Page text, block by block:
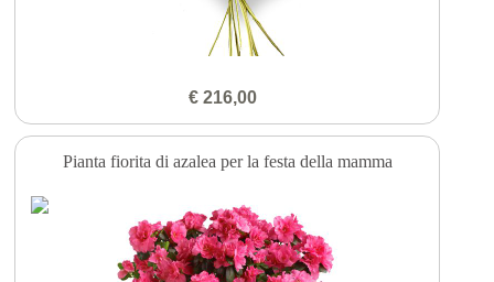
€ 216,00
Pianta fiorita di azalea per la festa della mamma